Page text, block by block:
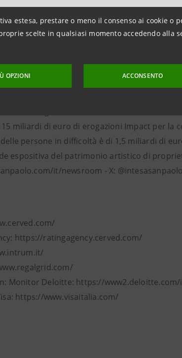
estesa, prestare o meno il consenso ai cookie o
scelte in qualsiasi momento accedendo alla
OPZIONI ACCONSENTO
dei Territori e Media Locali
422 miliardi di euro di impieghi e 1.400
è il maggior gruppo bancario in Italia con una
management, con un forte
miliardi di euro di erogazioni Impact per la
persone in difficoltà è di 1,5 miliardi di
espositiva del patrimonio artistico di
it/newsroom - X:
https://ratingagency.cerved.com/
Monitor Deloitte: https://
https://www.visaitalia.com/